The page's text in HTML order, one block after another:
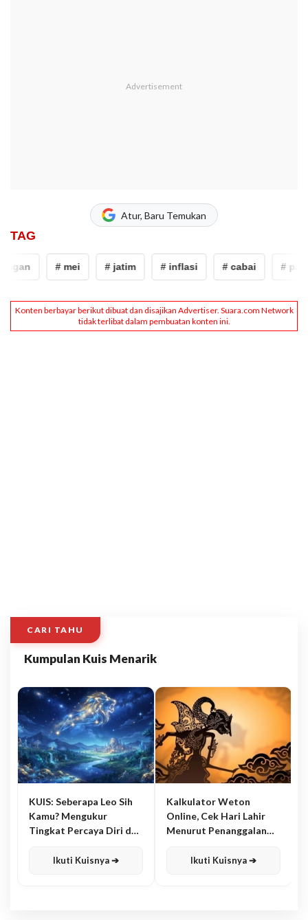
Atur, Baru Temukan
TAG
# mei # jatim # inflasi # cabai #
CARI TAHU
Kumpulan Kuis Menarik
KUIS: Seberapa Leo Sih
Kamu? Mengukur
Tingkat Percaya Diri dan
Ikuti Kuisnya ➔
Kalkulator Weton
Online, Cek Hari Lahir
Menurut Penanggalan
Ikuti Kuisnya ➔